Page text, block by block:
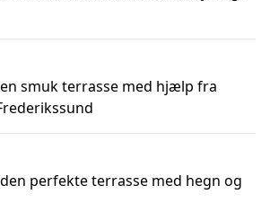
smuk terrasse med hjælp fra
perfekte terrasse med hegn og